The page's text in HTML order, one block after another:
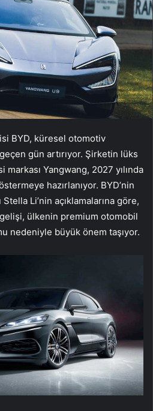
BYD, küresel otomotiv
gün artırıyor. Şirketin lüks
Yangwang, 2027 yılında
hazırlanıyor. BYD’nin
Stella Li’nin açıklamalarına göre,
gelişi, ülkenin premium otomobil
nedeniyle büyük önem taşıyor.